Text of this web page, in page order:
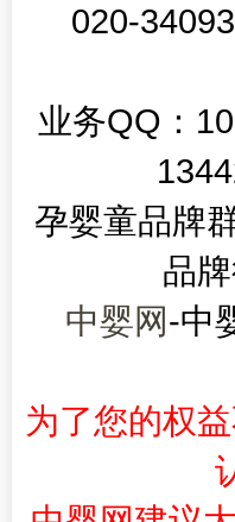
020-
业务QQ：
孕婴童品牌
品
中婴网-中
为了您的权